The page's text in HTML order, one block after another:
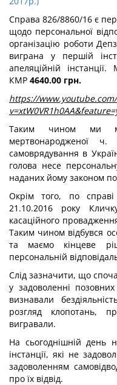
Справа 826/8860/16 є
щодо персональної
організацію роботи
виграна у першій
апеляційній
КМР 4640.00 грн.
https://
Таким чином ми
самоврядування в
голова несе
наданих йому законом
Окрім того, по
21.10.2016 року
касаційного
Таким чином відбувся
та маємо кінцеве
персональній
Слід зазначити, що
у задоволенні
визнавали
розгляд клопотань,
вигравали.
На сьогоднішній день
інстанції, які не
задоволенням
про їх відвід.